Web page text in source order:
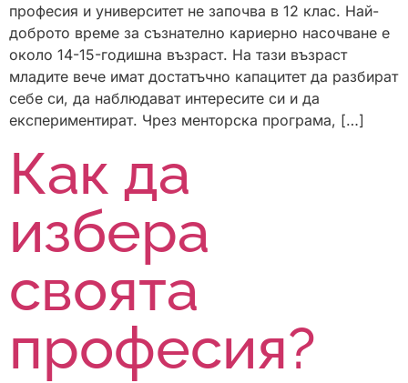
професия и университет не започва в 12 клас. Най-
доброто време за съзнателно кариерно насочване е
около 14-15-годишна възраст. На тази възраст
младите вече имат достатъчно капацитет да разбират
себе си, да наблюдават интересите си и да
експериментират. Чрез менторска програма, […]
Как да
избера
своята
професия?